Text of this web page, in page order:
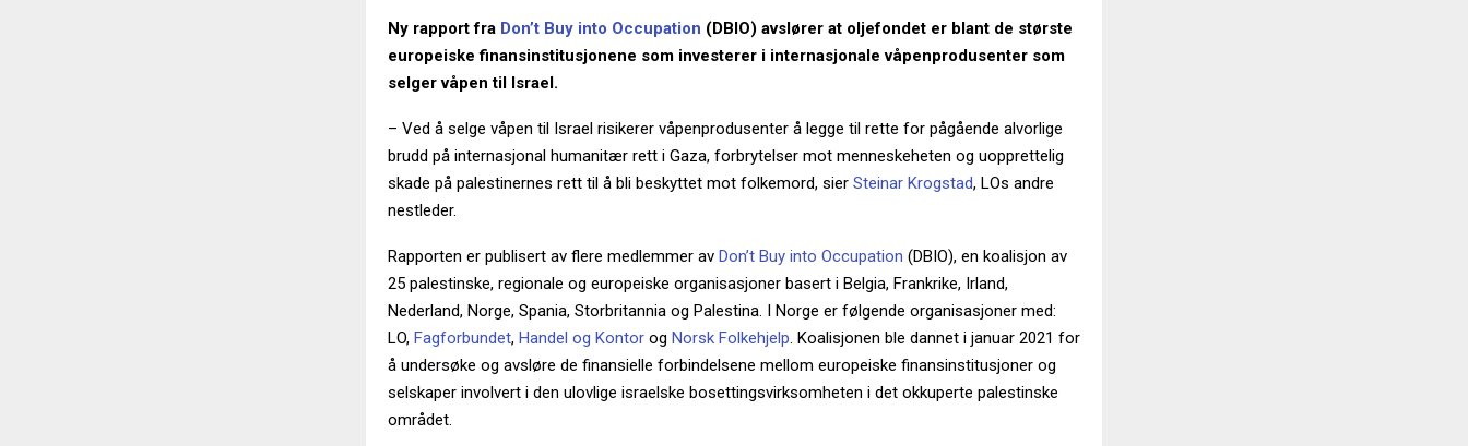
Ny rapport fra Don’t Buy into Occupation (DBIO) avslører at oljefondet er blant de største
europeiske finansinstitusjonene som investerer i internasjonale våpenprodusenter som
selger våpen til Israel.
– Ved å selge våpen til Israel risikerer våpenprodusenter å legge til rette for pågående alvorlige
brudd på internasjonal humanitær rett i Gaza, forbrytelser mot menneskeheten og uopprettelig
skade på palestinernes rett til å bli beskyttet mot folkemord, sier Steinar Krogstad, LOs andre
nestleder.
Rapporten er publisert av flere medlemmer av Don’t Buy into Occupation (DBIO), en koalisjon av
25 palestinske, regionale og europeiske organisasjoner basert i Belgia, Frankrike, Irland,
Nederland, Norge, Spania, Storbritannia og Palestina. I Norge er følgende organisasjoner med:
LO, Fagforbundet, Handel og Kontor og Norsk Folkehjelp. Koalisjonen ble dannet i januar 2021 for
å undersøke og avsløre de finansielle forbindelsene mellom europeiske finansinstitusjoner og
selskaper involvert i den ulovlige israelske bosettingsvirksomheten i det okkuperte palestinske
området.